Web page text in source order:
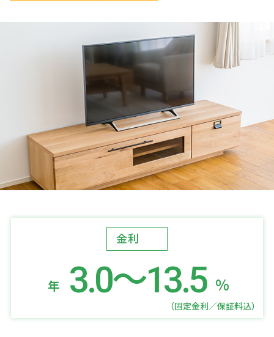
金利
年 3.0～13.5 %
（固定金利／保証料込）